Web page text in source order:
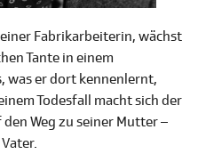
Fabrikarbeiterin, wächst
Tante in einem
was er dort kennenlernt,
Todesfall macht sich der
Weg zu seiner Mutter –